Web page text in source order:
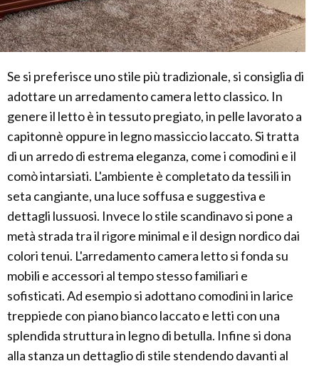
Se si preferisce uno stile più tradizionale, si consiglia di
adottare un arredamento camera letto classico. In
genere il letto è in tessuto pregiato, in pelle lavorato a
capitonnè oppure in legno massiccio laccato. Si tratta
di un arredo di estrema eleganza, come i comodini e il
comò intarsiati. L'ambiente è completato da tessili in
seta cangiante, una luce soffusa e suggestiva e
dettagli lussuosi. Invece lo stile scandinavo si pone a
metà strada tra il rigore minimal e il design nordico dai
colori tenui. L'arredamento camera letto si fonda su
mobili e accessori al tempo stesso familiari e
sofisticati. Ad esempio si adottano comodini in larice
treppiede con piano bianco laccato e letti con una
splendida struttura in legno di betulla. Infine si dona
alla stanza un dettaglio di stile stendendo davanti al